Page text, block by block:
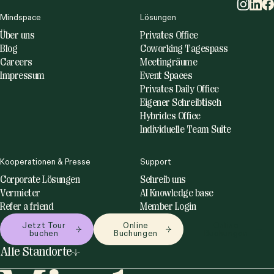
mme
Mindspace
Über uns
Blog
Careers
Impressum
Lösungen
Privates Office
Coworking Tagespass
Meetingräume
Event Spaces
Privates Daily Office
Eigener Schreibtisch
Hybrides Office
Individuelle Team Suite
Kooperationen & Presse
Corporate Lösungen
Vermieter
Refer a friend
Support
Schreib uns
AI Knowledge base
Member Login
Jetzt Tour
buchen
Online
Buchungen
Alle Standorte